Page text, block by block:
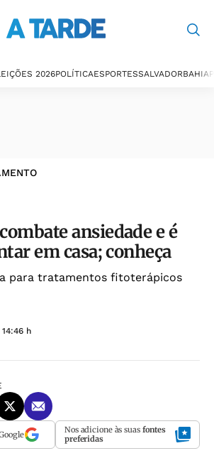
2026POLÍTICAESPORTESSALVADORBAHIA
ansiedade e é
em casa; conheça
para tratamentos fitoterápicos
h
Nos adicione às suas fontes
preferidas